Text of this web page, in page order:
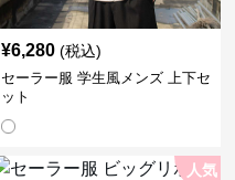
¥6,280 (税込)
セーラー服 学生風メンズ 上下セ
ット
人気